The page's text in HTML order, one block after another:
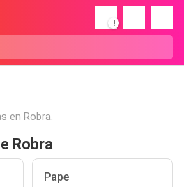
!
en Robra.
Robra
Pape